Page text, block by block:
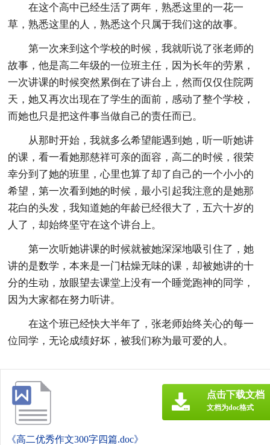
在这个高中已经生活了两年，熟悉这里的一花一
草，熟悉这里的人，熟悉这个只属于我们这的故事。
第一次来到这个学校的时候，我就听说了张老师的
故事，他是高二年级的一位班主任，因为长年的劳累，
一次讲课的时候突然累倒在了讲台上，然而仅仅住院两
天，她又再次出现在了学生的面前，感动了整个学校，
而她也只是把这件事当做自己的责任而已。
从那时开始，我就多么希望能遇到她，听一听她讲
的课，看一看她那慈祥可亲的面容，高二的时候，很荣
幸分到了她的班里，心里也算了却了自己的一个小小的
希望，第一次看到她的时候，最小引起我注意的是她那
花白的头发，我知道她的年龄已经很大了，五六十岁的
人了，却始终坚守在这个讲台上。
第一次听她讲课的时候就被她深深地吸引住了，她
讲的是数学，本来是一门枯燥无味的课，却被她讲的十
分的生动，放眼望去课堂上没有一个睡觉跑神的同学，
因为大家都在努力听讲。
在这个班已经快大半年了，张老师始终关心的每一
位同学，无论成绩好坏，被我们称为最可爱的人。
《高二优秀作文300字四篇.doc》
点击下载文档
文档为doc格式